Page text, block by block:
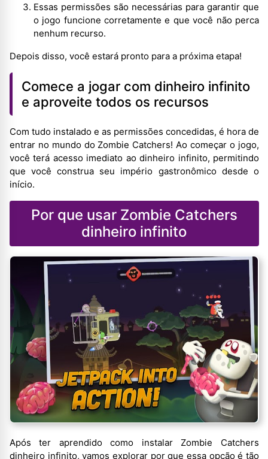
Essas permissões são necessárias para garantir que
o jogo funcione corretamente e que você não perca
nenhum recurso.
Depois disso, você estará pronto para a próxima etapa!
Comece a jogar com dinheiro infinito
e aproveite todos os recursos
Com tudo instalado e as permissões concedidas, é hora de
entrar no mundo do Zombie Catchers! Ao começar o jogo,
você terá acesso imediato ao dinheiro infinito, permitindo
que você construa seu império gastronômico desde o
início.
Por que usar Zombie Catchers
dinheiro infinito
Após ter aprendido como instalar Zombie Catchers
dinheiro infinito, vamos explorar por que essa opção é tão